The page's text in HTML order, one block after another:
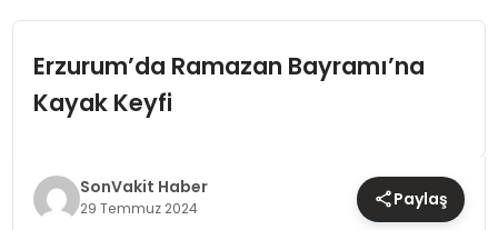
DÜNYA
EKONOMI
SPOR
Erzurum’da Ramazan Bayramı’na
Kayak Keyfi
SonVakit Haber
29 Temmuz 2024 Paylaş